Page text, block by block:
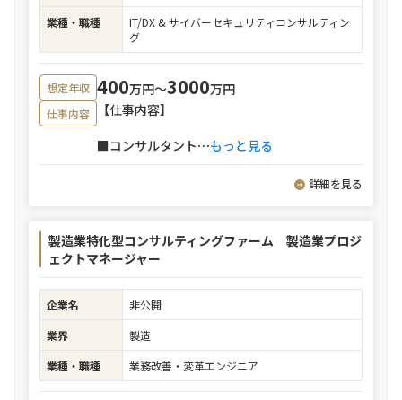
業種・職種
IT/DX & サイバーセキュリティコンサルティン
グ
想定年収 400万円〜3000万円
仕事内容
【仕事内容】
■コンサルタント⋯もっと見る
詳細を見る
製造業特化型コンサルティングファーム 製造業プロジ
ェクトマネージャー
企業名
非公開
業界
製造
業種・職種
業務改善・変革エンジニア